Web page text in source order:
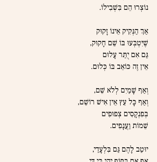
נוֹצְרוּ הֵם בִּשְׁבִילוֹ.
אַךְ הַנְּקִיק אֵינוֹ זָקוּק
שֶׁיִּטְבְּעוּ בּוֹ שֵׁם חָקוּק,
גַּם אִם יֻתַּר עָלוּם
אֵין זֶה כּוֹאֵב בּוֹ כְּלוּם.
וְאַף שָׁמַיִם לְלֹא שֵׁם,
וְאַף כָּל עֵץ אֵין אִישׁ רוֹשֵׁם,
בְּפִנְקָסִים צְפוּפִים
שֵׁמוֹת וַעֲנָפִים.
יוּטַב לָהֶם גַּם בִּלְעָדַי,